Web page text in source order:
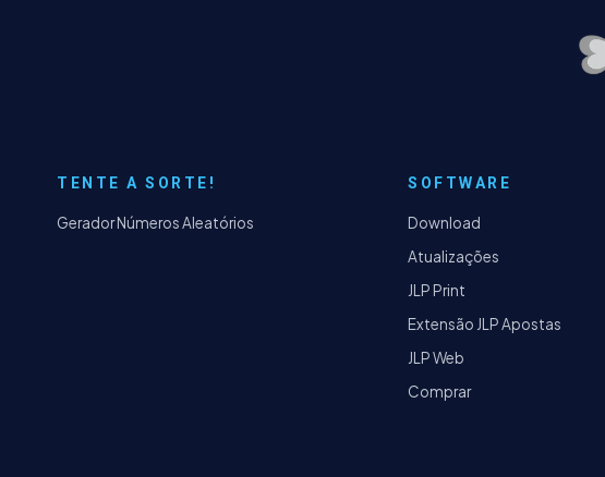
TENTE A SORTE!
Gerador Números Aleatórios
SOFTWARE
Download
Atualizações
JLP Print
Extensão JLP Apostas
JLP Web
Comprar